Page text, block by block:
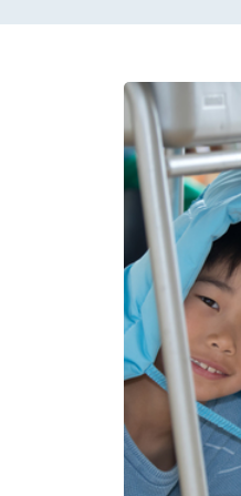
小学1年生
小学3年生
小学5年生
イベント
ニュース
そだち＆まなび
ワーク・ドリル
幼稚園・保育園
科学・プログラミング
教育・学習
絵本・読み聞かせ
自由研究・工作
読書感想文
本・読書
こそだて生活
ファッション・美容
行事・イベント
トラブル
親子でいっしょに
人間関係
おでかけ
こそだてマンガ